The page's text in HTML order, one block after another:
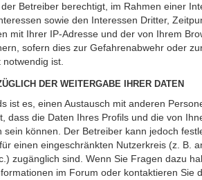
Betreiber berechtigt, im Rahmen einer
sowie den Interessen Dritter,
mit Ihrer IP-Adresse und der von Ihrem
sofern dies zur Gefahrenabwehr oder
notwendig ist.
DER WEITERGABE IHRER DATEN
ist es, einen Austausch mit anderen
dass die Daten Ihres Profils und die von
sein können. Der Betreiber kann jedoch
einen eingeschränkten Nutzerkreis (z. B.
zugänglich sind. Wenn Sie Fragen dazu
im Forum oder kontaktieren Sie